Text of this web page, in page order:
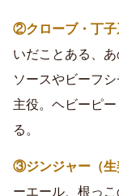
②クローブ・丁子
いだことある、
ソースやビーフ
主役。ヘビーピ
る。
③ジンジャー（生
ーエール、根っ